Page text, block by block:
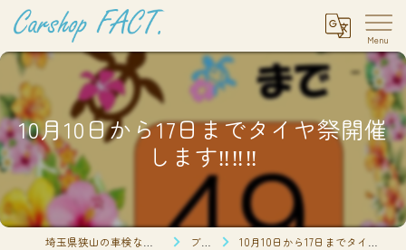
10月10日から17日までタイヤ祭開催
します‼️‼️‼️
ブログ 10月10日から17日までタイヤ祭開催します‼️‼️‼️